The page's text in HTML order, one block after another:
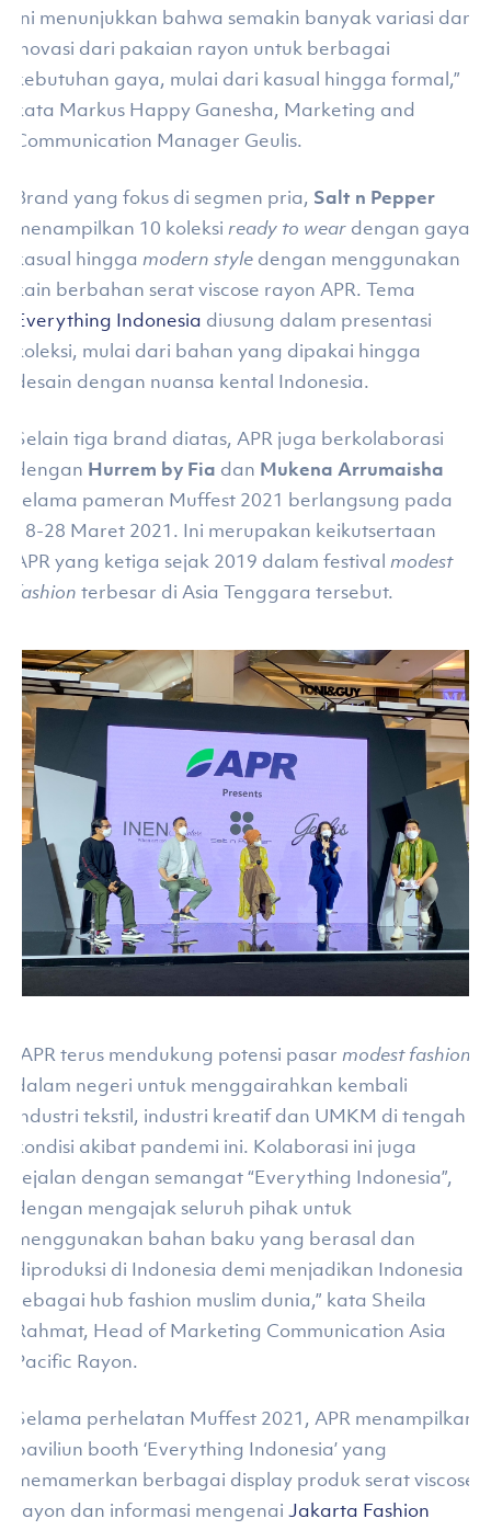
Ini menunjukkan bahwa semakin banyak variasi dan
inovasi dari pakaian rayon untuk berbagai
kebutuhan gaya, mulai dari kasual hingga formal,”
kata Markus Happy Ganesha, Marketing and
Communication Manager Geulis.
Brand yang fokus di segmen pria, Salt n Pepper
menampilkan 10 koleksiready to wear dengan gaya
kasual hinggamodern style dengan menggunakan
kain berbahan serat viscose rayon APR. Tema
Everything Indonesia diusung dalam presentasi
koleksi, mulai dari bahan yang dipakai hingga
desain dengan nuansa kental Indonesia.
Selain tiga brand diatas, APR juga berkolaborasi
dengan Hurrem by Fia dan Mukena Arrumaisha
selama pameran Muffest 2021 berlangsung pada
18-28 Maret 2021. Ini merupakan keikutsertaan
APR yang ketiga sejak 2019 dalam festivalmodest
fashionterbesar di Asia Tenggara tersebut.
“APR terus mendukung potensi pasarmodest fashion
dalam negeri untuk menggairahkan kembali
industri tekstil, industri kreatif dan UMKM di tengah
kondisi akibat pandemi ini. Kolaborasi ini juga
sejalan dengan semangat “Everything Indonesia”,
dengan mengajak seluruh pihak untuk
menggunakan bahan baku yang berasal dan
diproduksi di Indonesia demi menjadikan Indonesia
sebagai hub fashion muslim dunia,” kata Sheila
Rahmat, Head of Marketing Communication Asia
Pacific Rayon.
Selama perhelatan Muffest 2021, APR menampilkan
paviliun booth ‘Everything Indonesia’ yang
memamerkan berbagai display produk serat viscose
rayon dan informasi mengenaiJakarta Fashion